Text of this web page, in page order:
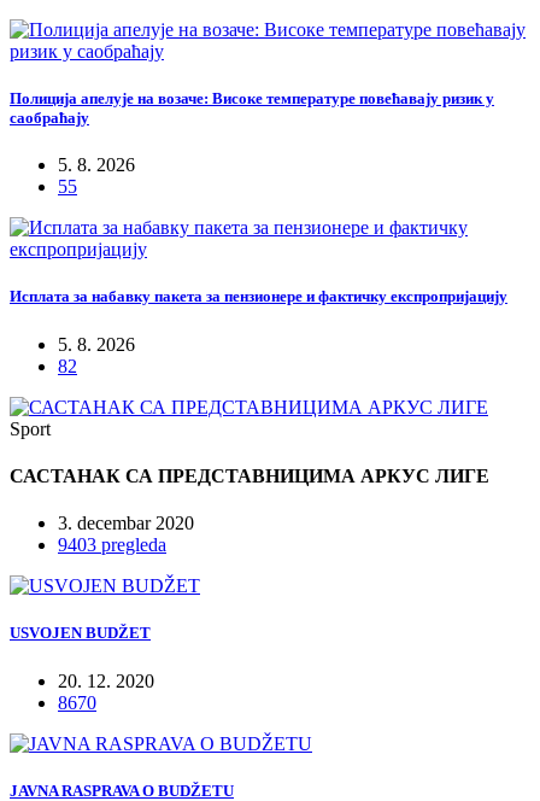
Полиција апелује на возаче: Високе температуре повећавају ризик у
саобраћају
5. 8. 2026
55
Исплата за набавку пакета за пензионере и фактичку експропријацију
5. 8. 2026
82
Sport
САСТАНАК СА ПРЕДСТАВНИЦИМА АРКУС ЛИГЕ
3. decembar 2020
9403 pregleda
USVOJEN BUDŽET
20. 12. 2020
8670
JAVNA RASPRAVA O BUDŽETU